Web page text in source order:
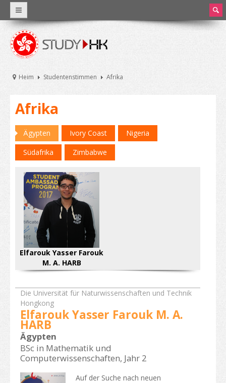
Warum Hong Kong
Hong Kong und Bildung
HongKongsBildungssystem
Studiengebühren und Lebenshaltungskosten
Stipendien
Praktika und Teilzeitjobs
Universitäten und höhere Bildung
Liste der Studiengänge
Berufliche und fachliche Aus- und Weiterbildung
Die Richtlinie der "Entwicklung von Hongkongs Status als
international Bildungszentrum"
Kalender für Instutionen in Hongkong
Weitere Studienmöglichkeiten
Studienzweige
ear
ch
Heim Studentenstimmen Afrika
Afrika
Ägypten Ivory Coast
Nigeria
Südafrika
Zimbabwe
Elfarouk Yasser Farouk
M. A. HARB
Die Universität für Naturwissenschaften und Technik
Hongkong
Elfarouk Yasser Farouk M. A.
HARB
Ägypten
BSc in Mathematik und
Computerwissenschaften, Jahr 2
Auf der Suche nach neuen